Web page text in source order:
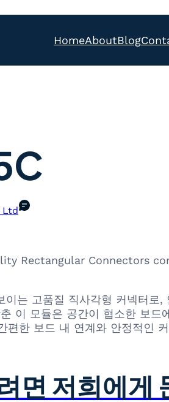
HomeAboutBlog
Ltd
Rectangular Connectors
는 고품질 직사각형 커넥터로
이 모듈은 공간이 협소한 보
한 보드 내 연계와 안정적인
면 저희에게